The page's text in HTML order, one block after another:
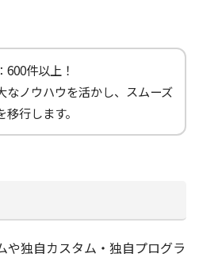
600件以上！
なノウハウを活かし、スムーズ
行します。
や独自カスタム・独自プログラ